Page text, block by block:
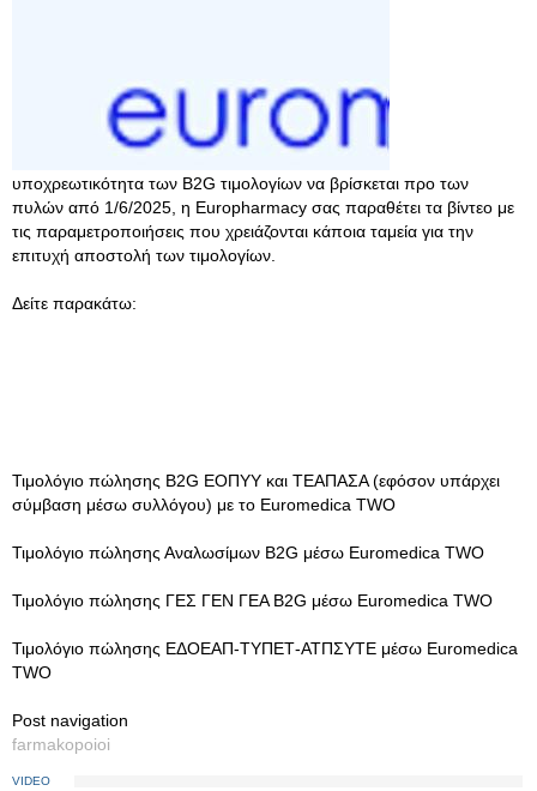
υποχρεωτικότητα των B2G τιμολογίων να βρίσκεται προ των
πυλών από 1/6/2025, η Europharmacy σας παραθέτει τα βίντεο με
τις παραμετροποιήσεις που χρειάζονται κάποια ταμεία για την
επιτυχή αποστολή των τιμολογίων.
Δείτε παρακάτω:
Τιμολόγιο πώλησης B2G ΕΟΠΥΥ και ΤΕΑΠΑΣΑ (εφόσον υπάρχει
σύμβαση μέσω συλλόγου) με το Euromedica TWO
Τιμολόγιο πώλησης Αναλωσίμων B2G μέσω Euromedica TWO
Τιμολόγιο πώλησης ΓΕΣ ΓΕΝ ΓΕΑ B2G μέσω Euromedica TWO
Τιμολόγιο πώλησης ΕΔΟΕΑΠ-ΤΥΠΕΤ-ΑΤΠΣΥΤΕ μέσω Euromedica
TWO
Post navigation
farmakopoioi
VIDEO